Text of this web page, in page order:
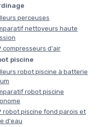
perceuses
nettoyeurs haute
compresseurs d'air
piscine
robot piscine à batterie
robot piscine
robot piscine fond parois et
d'eau